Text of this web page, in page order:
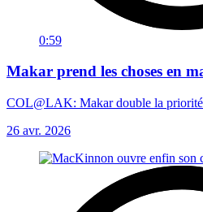
0:59
Makar prend les choses en
COL@LAK: Makar double la
26 avr. 2026